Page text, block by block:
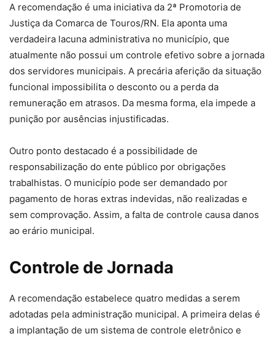
A recomendação é uma iniciativa da 2ª Promotoria de
Justiça da Comarca de Touros/RN. Ela aponta uma
verdadeira lacuna administrativa no município, que
atualmente não possui um controle efetivo sobre a jornada
dos servidores municipais. A precária aferição da situação
funcional impossibilita o desconto ou a perda da
remuneração em atrasos. Da mesma forma, ela impede a
punição por ausências injustificadas.
Outro ponto destacado é a possibilidade de
responsabilização do ente público por obrigações
trabalhistas. O município pode ser demandado por
pagamento de horas extras indevidas, não realizadas e
sem comprovação. Assim, a falta de controle causa danos
ao erário municipal.
Controle de Jornada
A recomendação estabelece quatro medidas a serem
adotadas pela administração municipal. A primeira delas é
a implantação de um sistema de controle eletrônico e